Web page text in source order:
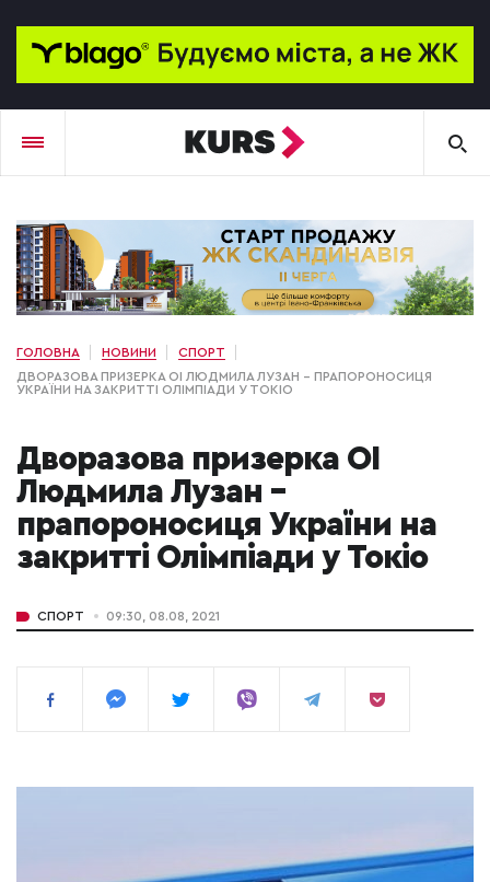
ГОЛОВНА НОВИНИ
СПОРТ
ДВОРАЗОВА ПРИЗЕРКА ОІ ЛЮДМИЛА ЛУЗАН – ПРАПОРОНОСИЦЯ
УКРАЇНИ НА ЗАКРИТТІ ОЛІМПІАДИ У ТОКІО
Дворазова призерка ОІ
Людмила Лузан –
прапороносиця України на
закритті Олімпіади у Токіо
СПОРТ 09:30, 08.08, 2021